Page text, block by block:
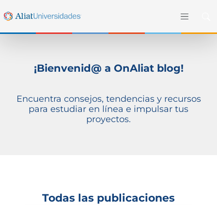
¡Bienvenid@ a OnAliat blog!
Encuentra consejos, tendencias y recursos
para estudiar en línea e impulsar tus
proyectos.
Todas las publicaciones